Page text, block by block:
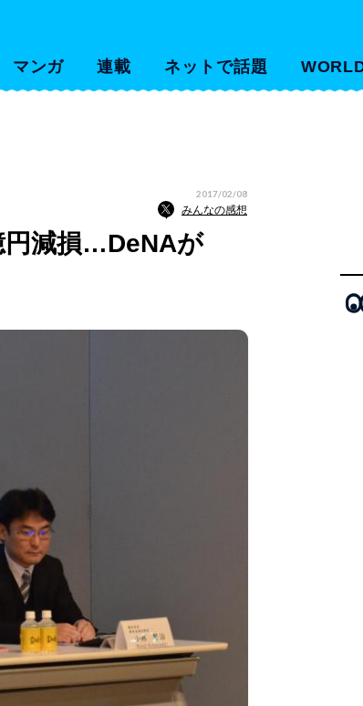
マンガ 連載 ネットで話題
2017/02/08
みんなの感想
円減損…DeNAが